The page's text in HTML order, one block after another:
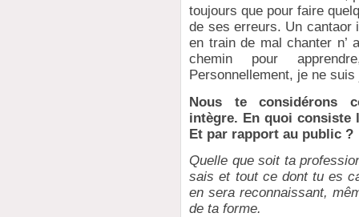
toujours que pour faire
de ses erreurs. Un cantaor
en train de mal chanter n’
chemin pour
Personnellement, je ne
Nous te considérons
intègre. En quoi consiste
Et par rapport au public ?
Quelle que soit ta
sais et tout ce dont tu es
en sera reconnaissant,
de ta forme.